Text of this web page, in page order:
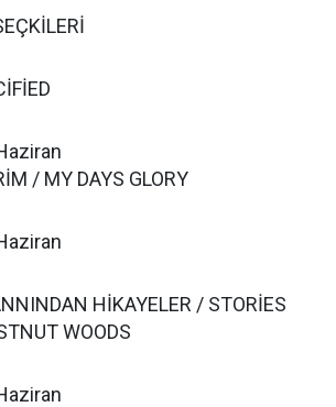
/ MY DAYS GLORY
HİKAYELER / STORİES
WOODS